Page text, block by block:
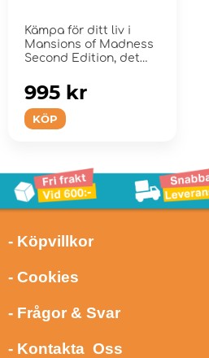
Kämpa för ditt liv i
Mansions of Madness
Second Edition, det
KÖP
995 kr
- Köpvillkor
- Cookies
- Frågor & Svar
- Kontakta Oss